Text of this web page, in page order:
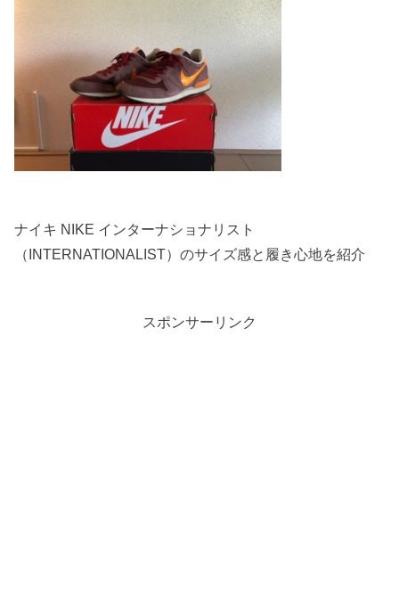
ナイキ NIKE インターナショナリスト
（INTERNATIONALIST）のサイズ感と履き心地を紹介
スポンサーリンク